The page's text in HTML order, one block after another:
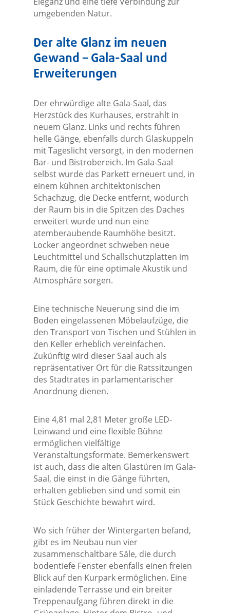
umgebenden Natur.
Der alte Glanz im neuen
Gewand – Gala-Saal und
Erweiterungen
Der ehrwürdige alte Gala-Saal, das
Herzstück des Kurhauses, erstrahlt in
neuem Glanz. Links und rechts führen
helle Gänge, ebenfalls durch Glaskuppeln
mit Tageslicht versorgt, in den modernen
Bar- und Bistrobereich. Im Gala-Saal
selbst wurde das Parkett erneuert und, in
einem kühnen architektonischen
Schachzug, die Decke entfernt, wodurch
der Raum bis in die Spitzen des Daches
erweitert wurde und nun eine
atemberaubende Raumhöhe besitzt.
Locker angeordnet schweben neue
Leuchtmittel und Schallschutzplatten im
Raum, die für eine optimale Akustik und
Atmosphäre sorgen.
Eine technische Neuerung sind die im
Boden eingelassenen Möbelaufzüge, die
den Transport von Tischen und Stühlen in
den Keller erheblich vereinfachen.
Zukünftig wird dieser Saal auch als
repräsentativer Ort für die Ratssitzungen
des Stadtrates in parlamentarischer
Anordnung dienen.
Eine 4,81 mal 2,81 Meter große LED-
Leinwand und eine flexible Bühne
ermöglichen vielfältige
Veranstaltungsformate. Bemerkenswert
ist auch, dass die alten Glastüren im Gala-
Saal, die einst in die Gänge führten,
erhalten geblieben sind und somit ein
Stück Geschichte bewahrt wird.
Wo sich früher der Wintergarten befand,
gibt es im Neubau nun vier
zusammenschaltbare Säle, die durch
bodentiefe Fenster ebenfalls einen freien
Blick auf den Kurpark ermöglichen. Eine
einladende Terrasse und ein breiter
Treppenaufgang führen direkt in die